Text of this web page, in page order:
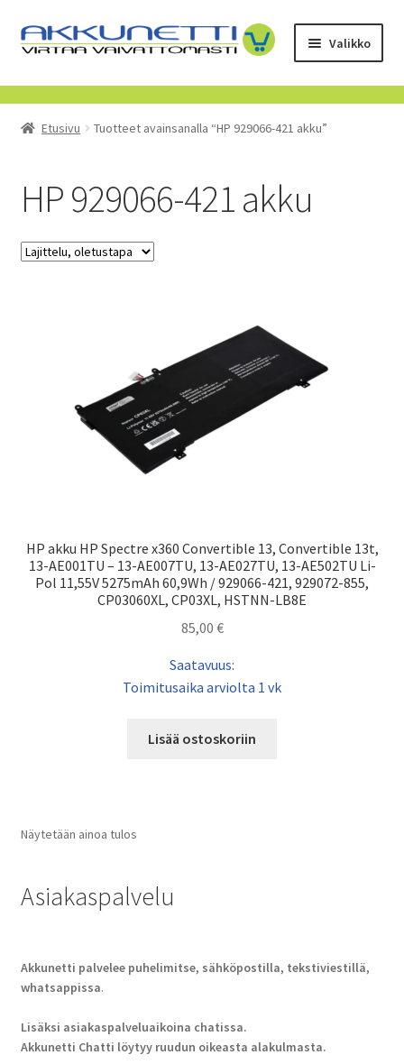
Siirry
navigointiin
Siirry
sisältöön
Valikko
Kauppa
Tietoa meistä
Etusivu Tuotteet avainsanalla “HP 929066-421 akku”
HP 929066-421 akku
HP akku HP Spectre x360 Convertible 13, Convertible 13t,
13-AE001TU – 13-AE007TU, 13-AE027TU, 13-AE502TU Li-
Pol 11,55V 5275mAh 60,9Wh / 929066-421, 929072-855,
CP03060XL, CP03XL, HSTNN-LB8E
85,00 €
Saatavuus:
Toimitusaika arviolta 1 vk
Lisää ostoskoriin
Näytetään ainoa tulos
Asiakaspalvelu
Akkunetti palvelee puhelimitse, sähköpostilla, tekstiviestillä,
whatsappissa.
Lisäksi asiakaspalveluaikoina chatissa.
Akkunetti Chatti löytyy ruudun oikeasta alakulmasta.